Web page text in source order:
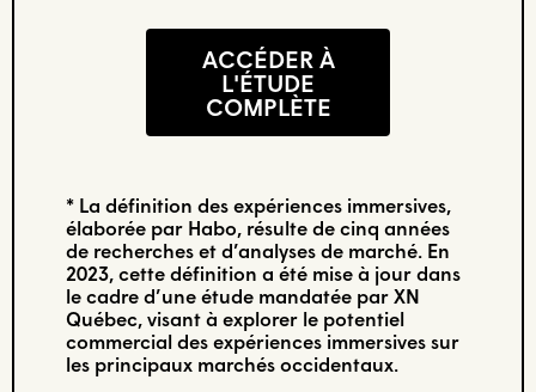
ACCÉDER À
L'ÉTUDE
COMPLÈTE
* La définition des expériences immersives,
élaborée par Habo, résulte de cinq années
de recherches et d’analyses de marché. En
2023, cette définition a été mise à jour dans
le cadre d’une étude mandatée par XN
Québec, visant à explorer le potentiel
commercial des expériences immersives sur
les principaux marchés occidentaux.